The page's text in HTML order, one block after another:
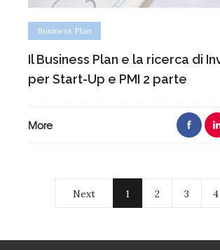
Business Plan
Il Business Plan e la ricerca di
per Start-Up e PMI 2 parte
More
Next 1 2 3 4